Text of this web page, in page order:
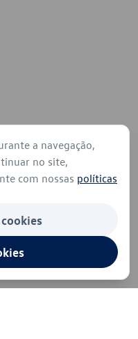
a navegação,
no site,
com nossas políticas